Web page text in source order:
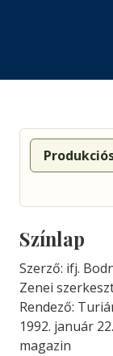
Színlap
Szerző: ifj.
Zenei
Rendező:
1992. január
magazin